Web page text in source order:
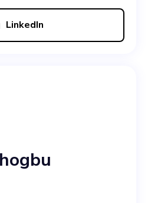
LinkedIn